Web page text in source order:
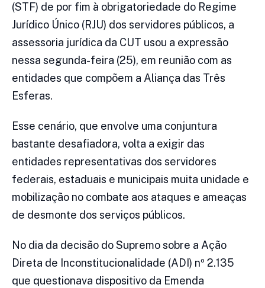
(STF) de por fim à obrigatoriedade do Regime
Jurídico Único (RJU) dos servidores públicos, a
assessoria jurídica da CUT usou a expressão
nessa segunda-feira (25), em reunião com as
entidades que compõem a Aliança das Três
Esferas.
Esse cenário, que envolve uma conjuntura
bastante desafiadora, volta a exigir das
entidades representativas dos servidores
federais, estaduais e municipais muita unidade e
mobilização no combate aos ataques e ameaças
de desmonte dos serviços públicos.
No dia da decisão do Supremo sobre a Ação
Direta de Inconstitucionalidade (ADI) nº 2.135
que questionava dispositivo da Emenda